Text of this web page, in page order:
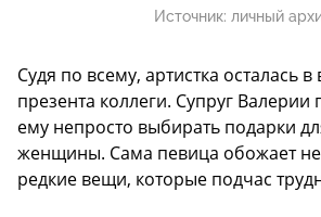
Источник: личный
Судя по всему, артистка осталась в
презента коллеги. Супруг Валерии
ему непросто выбирать подарки
женщины. Сама певица обожает
редкие вещи, которые подчас